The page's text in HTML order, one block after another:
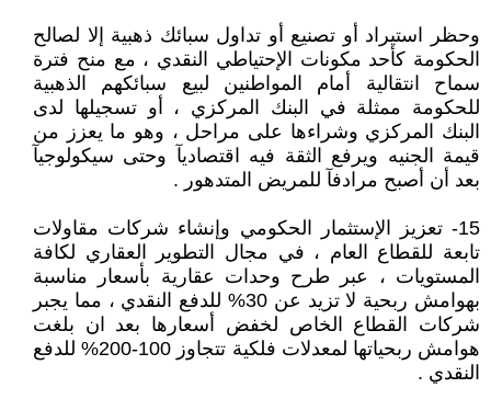
وحظر استيراد أو تصنيع أو تداول سبائك ذهبية إلا لصالح
الحكومة كأحد مكونات الإحتياطي النقدي ، مع منح فترة
سماح انتقالية أمام المواطنين لبيع سبائكهم الذهبية
للحكومة ممثلة في البنك المركزي ، أو تسجيلها لدى
البنك المركزي وشراءها على مراحل ، وهو ما يعزز من
قيمة الجنيه ويرفع الثقة فيه اقتصاديآ وحتى سيكولوجيآ
بعد أن أصبح مرادفآ للمريض المتدهور .
15- تعزيز الإستثمار الحكومي وإنشاء شركات مقاولات
تابعة للقطاع العام ، في مجال التطوير العقاري لكافة
المستويات ، عبر طرح وحدات عقارية بأسعار مناسبة
بهوامش ربحية لا تزيد عن 30% للدفع النقدي ، مما يجبر
شركات القطاع الخاص لخفض أسعارها بعد ان بلغت
هوامش ربحياتها لمعدلات فلكية تتجاوز 100-200% للدفع
النقدي .